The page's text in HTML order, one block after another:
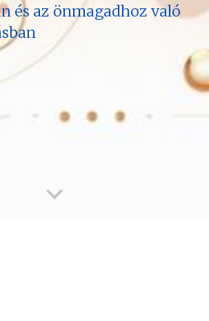
és az önmagadhoz való